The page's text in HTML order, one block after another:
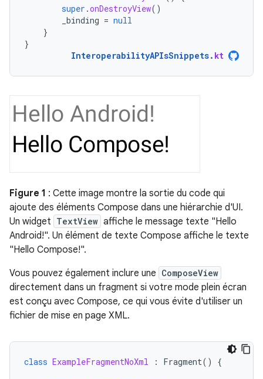
super .onDestroyView()
_binding = null
}
}
InteroperabilityAPIsSnippets. kt
Figure 1 : Cette image montre la sortie du code qui
ajoute des éléments Compose dans une hiérarchie d'UI.
Un widget TextView affiche le message texte "Hello
Android!". Un élément de texte Compose affiche le texte
"Hello Compose!".
Vous pouvez également inclure une ComposeView
directement dans un fragment si votre mode plein écran
est conçu avec Compose, ce qui vous évite d'utiliser un
fichier de mise en page XML.
class ExampleFragmentNoXml : Fragment() {